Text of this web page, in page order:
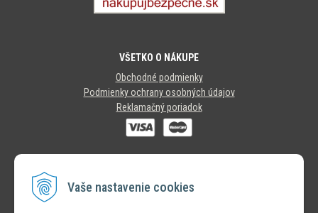
Vaše nastavenie cookies
VŠETKO O NÁKUPE
Obchodné podmienky
Podmienky ochrany osobných údajov
Reklamačný poriadok
SLEDUJTE NÁS